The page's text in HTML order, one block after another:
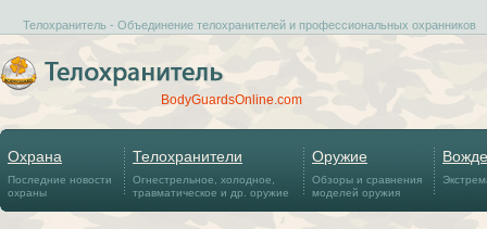
Телохранитель - Объединение телохранителей и профессиональных охранников
BodyGuardsOnline.com
Охрана
Последние новости
охраны
Телохранители
Огнестрельное, холодное,
травматическое и др. оружие
Оружие
Обзоры и сравнения
моделей оружия